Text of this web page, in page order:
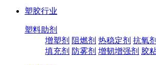
塑胶行业
塑料助剂
增塑剂 阻燃剂 热稳定剂 抗氧剂
填充剂 防雾剂 增韧增强剂 胶